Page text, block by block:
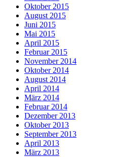
Oktober 2015
August 2015
Juni 2015
Mai 2015
April 2015
Februar 2015
November 2014
Oktober 2014
August 2014
April 2014
März 2014
Februar 2014
Dezember 2013
Oktober 2013
September 2013
April 2013
März 2013